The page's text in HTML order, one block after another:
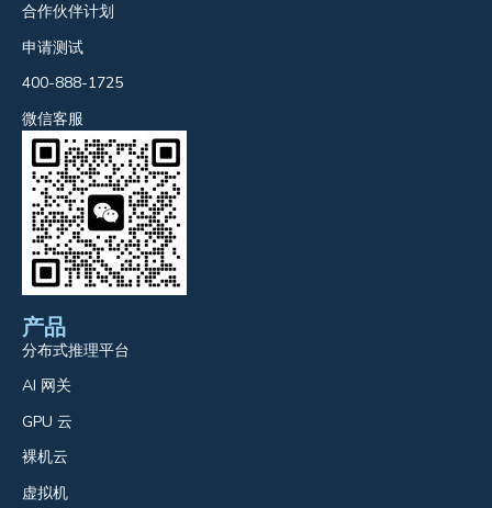
合作伙伴计划
申请测试
400-888-1725
微信客服
产品
分布式推理平台
AI 网关
GPU 云
裸机云
虚拟机